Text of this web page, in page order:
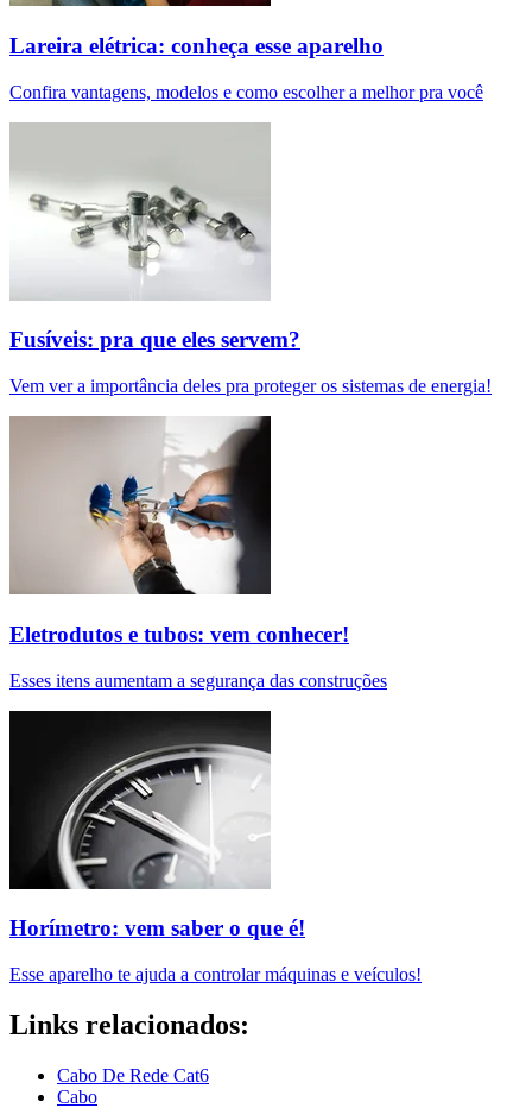
Lareira elétrica: conheça esse aparelho
Confira vantagens, modelos e como escolher a melhor pra você
Fusíveis: pra que eles servem?
Vem ver a importância deles pra proteger os sistemas de energia!
Eletrodutos e tubos: vem conhecer!
Esses itens aumentam a segurança das construções
Horímetro: vem saber o que é!
Esse aparelho te ajuda a controlar máquinas e veículos!
Links relacionados:
Cabo De Rede Cat6
Cabo